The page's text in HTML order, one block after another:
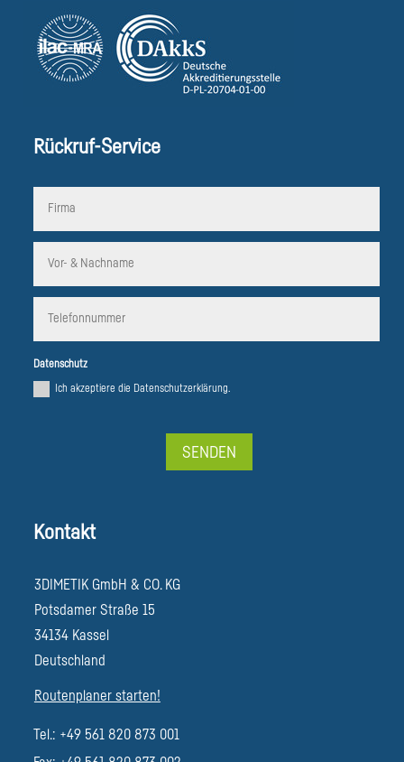
Rückruf-Service
Datenschutz
Ich akzeptiere die Datenschutzerklärung.
SENDEN
Kontakt
3DIMETIK GmbH & CO. KG
Potsdamer Straße 15
34134 Kassel
Deutschland
Routenplaner starten!
Tel.: +49 561 820 873 001